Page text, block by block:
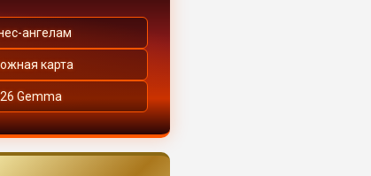
ангелам
карта
Gemma